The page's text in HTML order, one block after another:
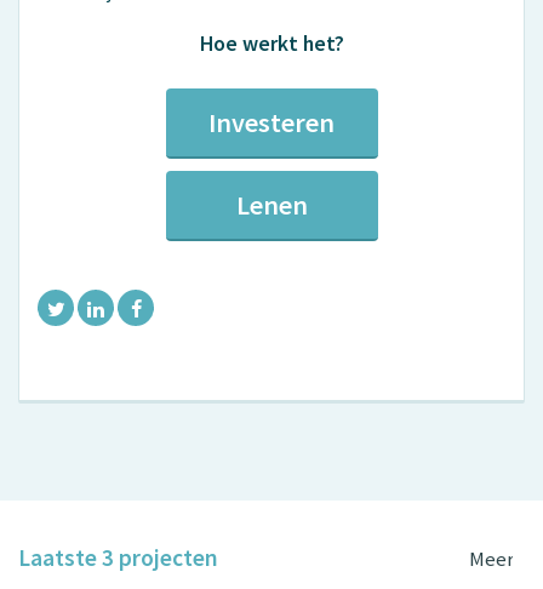
Hoe werkt het?
Investeren
Lenen
Laatste 3 projecten Meer